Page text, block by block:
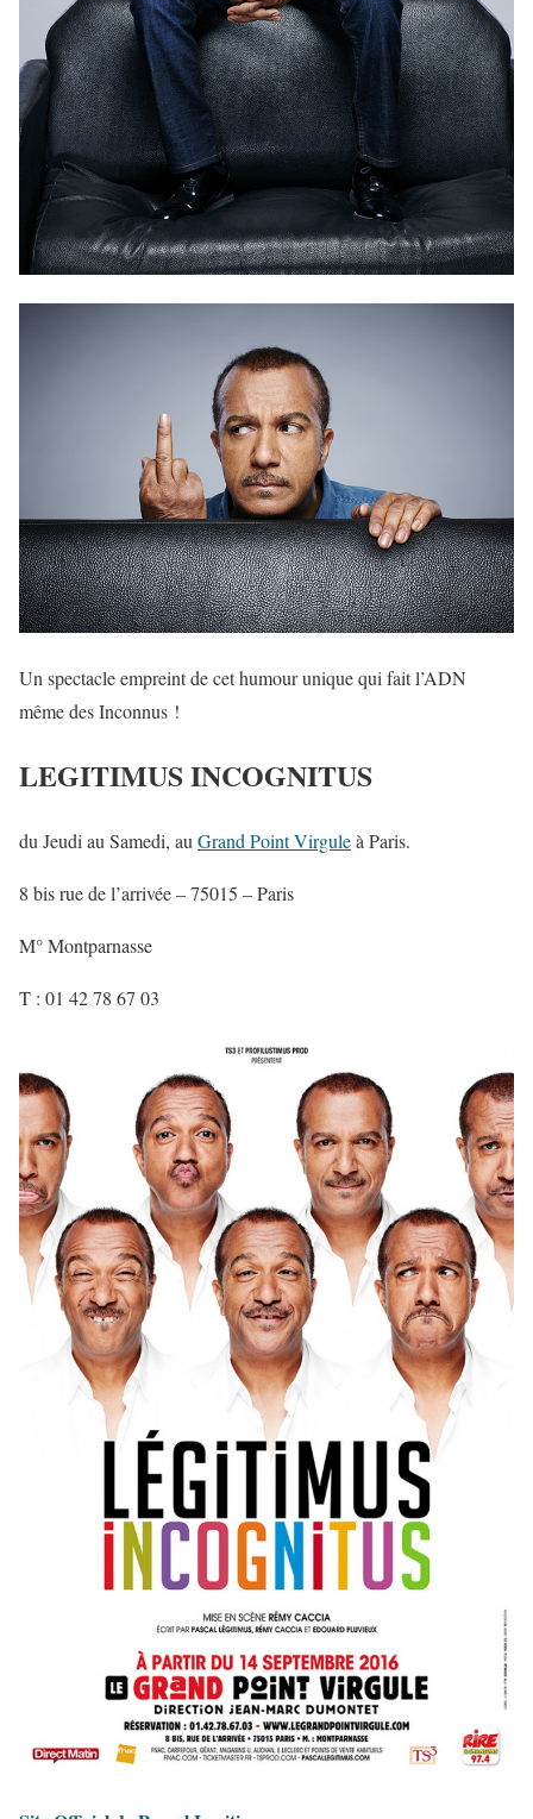
Un spectacle empreint de cet humour unique qui fait l’ADN
même des Inconnus !
LEGITIMUS INCOGNITUS
du Jeudi au Samedi, auGrand Point Virguleà Paris.
8 bis rue de l’arrivée – 75015 – Paris
M° Montparnasse
T : 01 42 78 67 03